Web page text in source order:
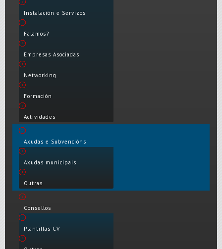
Instalación e Servizos
Falamos?
Empresas Asociadas
Networking
Formación
Actividades
Axudas e Subvencións
Axudas municipais
Outras
Consellos
Plantillas CV